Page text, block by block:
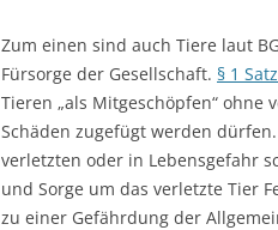
Zum einen sind auch Tiere laut
Fürsorge der Gesellschaft. § 1
Tieren „als Mitgeschöpfen“ ohne
Schäden zugefügt werden
verletzten oder in Lebensgefahr
und Sorge um das verletzte Tier
zu einer Gefährdung der